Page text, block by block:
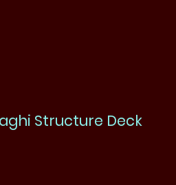
Structure Deck